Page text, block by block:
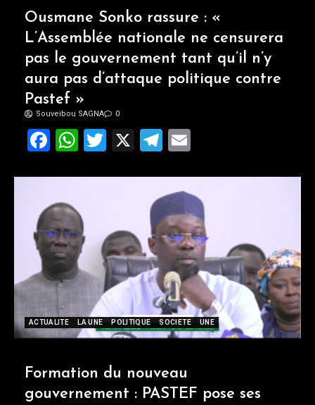
ACTUALITE LA UNE POLITIQUE SOCIETE UNE
Ousmane Sonko rassure : «
L’Assemblée nationale ne censurera
pas le gouvernement tant qu’il n’y
aura pas d’attaque politique contre
Pastef »
Souveibou SAGNA 0
Facebook
WhatsApp
Twitter
X Telegram
Formation du nouveau
gouvernement : PASTEF pose ses